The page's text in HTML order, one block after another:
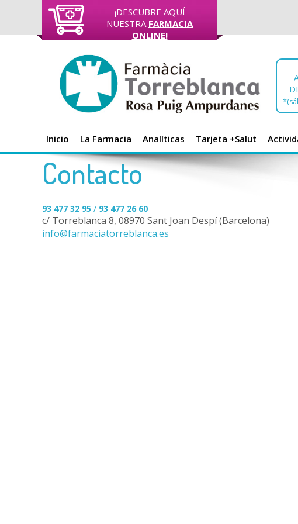
¡DESCUBRE AQUÍ
NUESTRA FARMACIA
ONLINE!
Inicio La Farmacia Analíticas Tarjeta +Salut
Contacto
93 477 32 95 / 93 477 26 60
c/ Torreblanca 8, 08970 Sant Joan Despí (Barcelona)
info@farmaciatorreblanca.es